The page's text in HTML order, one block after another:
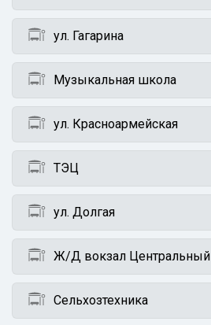
ул. Гагарина
Музыкальная школа
ул. Красноармейская
ТЭЦ
ул. Долгая
Ж/Д вокзал Центральный
Сельхозтехника